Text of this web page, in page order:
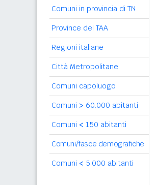
Comuni in provincia di TN
Province del TAA
Regioni italiane
Città Metropolitane
Comuni capoluogo
Comuni > 60.000 abitanti
Comuni < 150 abitanti
Comuni/fasce demografiche
Comuni < 5.000 abitanti